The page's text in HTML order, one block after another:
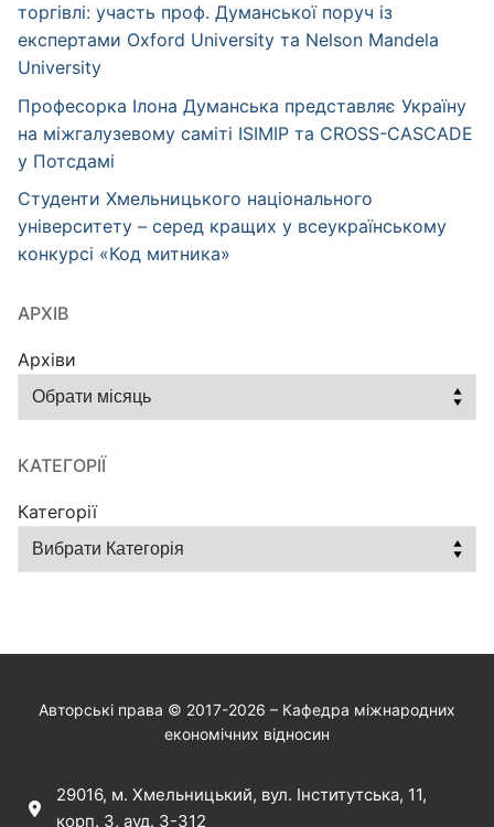
торгівлі: участь проф. Думанської поруч із
експертами Oxford University та Nelson Mandela
University
Професорка Ілона Думанська представляє Україну
на міжгалузевому саміті ISIMIP та CROSS-CASCADE
у Потсдамі
Студенти Хмельницького національного
університету – серед кращих у всеукраїнському
конкурсі «Код митника»
АРХІВ
Архіви
КАТЕГОРІЇ
Категорії
Авторські права © 2017-2026 – Кафедра міжнародних
економічних відносин
29016, м. Хмельницький, вул. Інститутська, 11,
корп. 3, ауд. 3-312